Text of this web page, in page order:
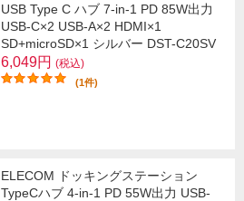
USB Type C ハブ 7-in-1 PD 85W出力
USB-C×2 USB-A×2 HDMI×1
SD+microSD×1 シルバー DST-C20SV
6,049円 (税込)
(1件)
ELECOM ドッキングステーション
TypeCハブ 4-in-1 PD 55W出力 USB-